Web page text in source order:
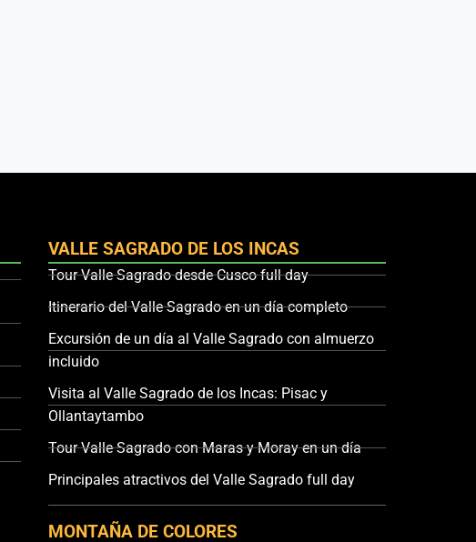
VALLE SAGRADO DE LOS INCAS
Tour Valle Sagrado desde Cusco full day
Itinerario del Valle Sagrado en un día completo
Excursión de un día al Valle Sagrado con almuerzo
incluido
Visita al Valle Sagrado de los Incas: Pisac y
Ollantaytambo
Tour Valle Sagrado con Maras y Moray en un día
Principales atractivos del Valle Sagrado full day
MONTAÑA DE COLORES